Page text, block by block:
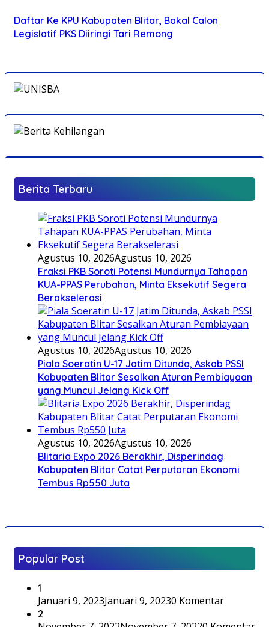
Daftar Ke KPU Kabupaten Blitar, Bakal Calon
Legislatif PKS Diiringi Tari Remong
Berita Terbaru
Agustus 10, 2026Agustus 10, 2026
Fraksi PKB Soroti Potensi Mundurnya Tahapan
KUA-PPAS Perubahan, Minta Eksekutif Segera
Berakselerasi
Agustus 10, 2026Agustus 10, 2026
Piala Soeratin U-17 Jatim Ditunda, Askab PSSI
Kabupaten Blitar Sesalkan Aturan Pembiayaan
yang Muncul Jelang Kick Off
Agustus 10, 2026Agustus 10, 2026
Blitaria Expo 2026 Berakhir, Disperindag
Kabupaten Blitar Catat Perputaran Ekonomi
Tembus Rp550 Juta
Popular Post
1
Januari 9, 2023Januari 9, 20230 Komentar
2